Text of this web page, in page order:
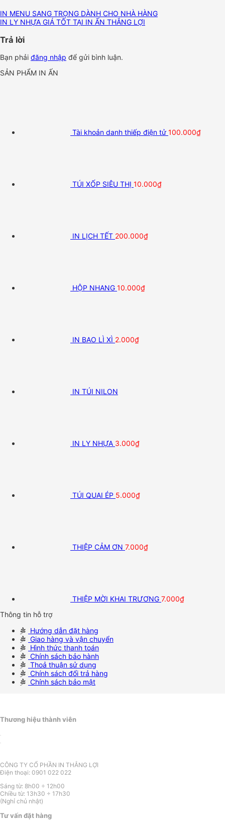
IN MENU SANG TRỌNG DÀNH CHO NHÀ HÀNG
IN LY NHỰA GIÁ TỐT TẠI IN ẤN THẮNG LỢI
Trả lời
Bạn phải đăng nhập để gửi bình luận.
SẢN PHẨM IN ẤN
Tài khoản danh thiếp điện tử 100.000₫
TÚI XỐP SIÊU THỊ 10.000₫
IN LỊCH TẾT 200.000₫
HỘP NHANG 10.000₫
IN BAO LÌ XÌ 2.000₫
IN TÚI NILON
IN LY NHỰA 3.000₫
TÚI QUAI ÉP 5.000₫
THIỆP CẢM ƠN 7.000₫
THIỆP MỜI KHAI TRƯƠNG 7.000₫
Thông tin hỗ trợ
Hướng dẫn đặt hàng
Giao hàng và vận chuyển
Hình thức thanh toán
Chính sách bảo hành
Thoả thuận sử dụng
Chính sách đổi trả hàng
Chính sách bảo mật
Thương hiệu thành viên
CÔNG TY CỔ PHẦN IN THẮNG LỢI
Điện thoại: 0901 022 022
Sáng từ: 8h00 ÷ 12h00
Chiều từ: 13h30 ÷ 17h30
(Nghỉ chủ nhật)
Tư vấn đặt hàng